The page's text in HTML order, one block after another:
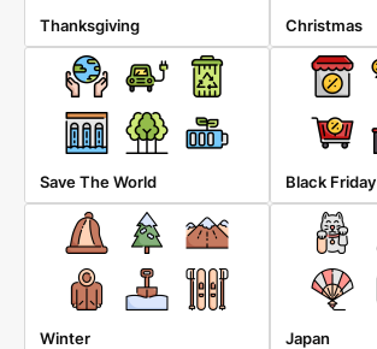
Thanksgiving Christmas
Save The World Black Friday
Winter Japan